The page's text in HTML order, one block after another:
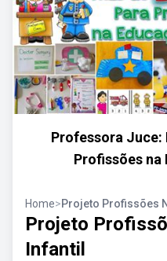
Professora Juce:
Profissões na
Home>Projeto Profissões
Projeto
Infantil